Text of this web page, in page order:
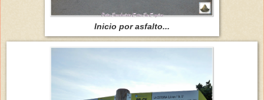
Inicio por asfalto...